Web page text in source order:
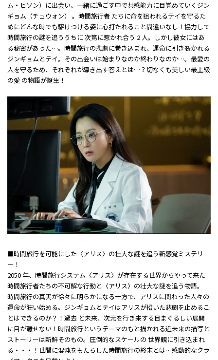
ム・ヒソン）に出会い、一緒に過ごす中で共感能力に目覚めていくジン
ギョム（チュウォン） 。時間旅行者 たちに命を狙われるテイを守るた
めにどんな時でも駆けつける姿に心打たれること間違いなし！協力して
時間旅行の謎を追ううちに 次第に惹かれ合う 2 人。しかし彼女にはあ
る秘密があった…。時間旅行の悲劇に巻き込まれ、運命に引き裂かれる
ジンギョムとテイ。その出会いは始まりなのか終わりなのか…。最愛の
人を守るため、それぞれが導き出す答えとは…？切なくも美しい最上級
の愛 の物語が誕生！
■時間旅行を可能にした〈アリス〉の壮大な謎を追う新感覚ミステリ
ー！
2050 年、時間旅行システム〈アリス〉が存在する世界からやって来た
時間旅行者たちの不可解な行動と〈アリス〉の壮大な謎を追う物語。
時間旅行の真実が徐々に明らかになる一方で、アリスに関わった人々の
運命が狂い始める。ジンギョムとテイはアリスが招いた悲劇を止めるこ
とはできるのか？！過去 と未来、次元を行き来する目まぐるしい展開
に目が離せない！時間旅行というテーマのもと描かれる近未来の描写と
ストーリーは新鮮そのもの。圧倒的なスケールの 世界観に引き込まれ
る・・・！世間に混沌をもたらした時間旅行の終末とは…感動的なクラ